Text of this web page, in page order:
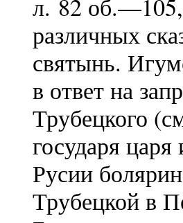
л. 82 об.—105,
различных
святынь.
в ответ на
Трубецкого
государя
Русии
Трубецкой в